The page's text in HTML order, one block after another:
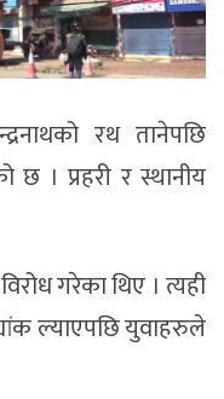
रथ तानेपछि
। प्रहरी र स्थानीय
गरेका थिए । त्यही
ल्याएपछि युवाहरुले